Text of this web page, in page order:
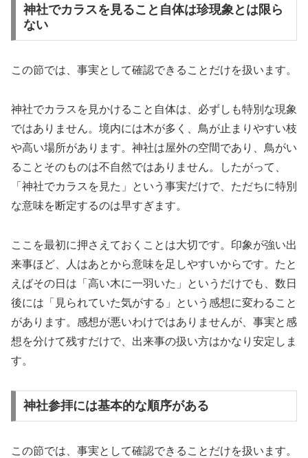
神社でカラスを見ること自体は珍現象とは限ら
ない
この節では、事実として確認できることだけを扱います。
神社でカラスを見かけること自体は、必ずしも特別な現象
ではありません。境内には木が多く、鳥が止まりやすい枝
や高い場所があります。神社は屋外の空間であり、鳥がい
ることそのものは不自然ではありません。したがって、
「神社でカラスを見た」という事実だけで、ただちに特別
な意味を断定するのは早すぎます。
ここを最初に押さえておくことは大切です。印象が強い出
来事ほど、人はあとから意味を足しやすいからです。たと
えばその日は「高い木に一羽いた」というだけでも、数日
後には「見られていた気がする」という感想に変わること
があります。感想が悪いわけではありませんが、事実と感
想を分けて残すだけで、出来事の扱い方はかなり安定しま
す。
神社参拝には基本的な順序がある
この節では、事実として確認できることだけを扱います。